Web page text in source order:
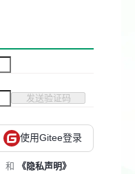
发送验证码
使用Gitee登录
和 《隐私声明》